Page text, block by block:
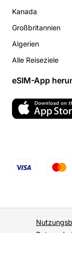
Kanada
Großbritannien
Algerien
Alle Reiseziele
eSIM-App